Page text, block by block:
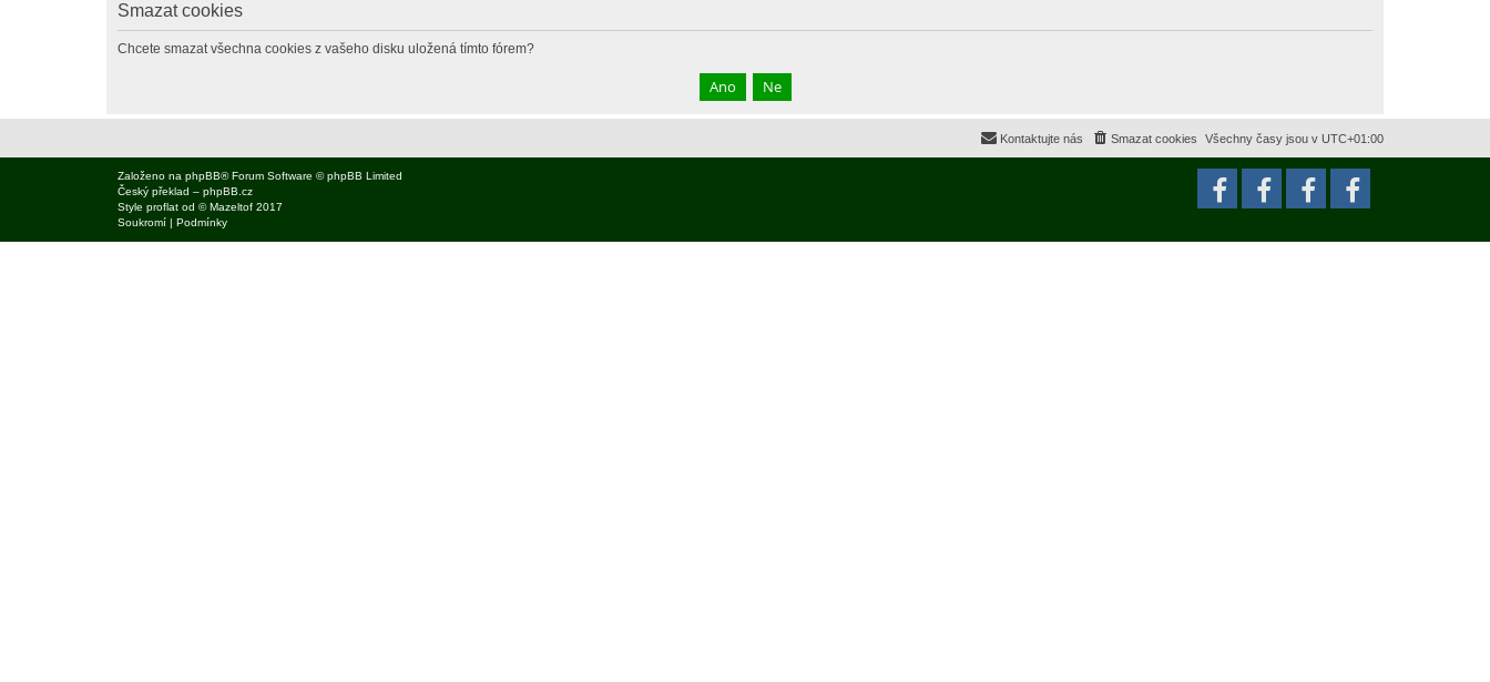
Smazat cookies
Chcete smazat všechna cookies z vašeho disku uložená tímto fórem?
Všechny časy jsou v UTC+01:00
Smazat cookies
Kontaktujte nás
Založeno na phpBB® Forum Software © phpBB Limited
Český překlad – phpBB.cz
Style proflat od ©Mazeltof 2017
Soukromí | Podmínky